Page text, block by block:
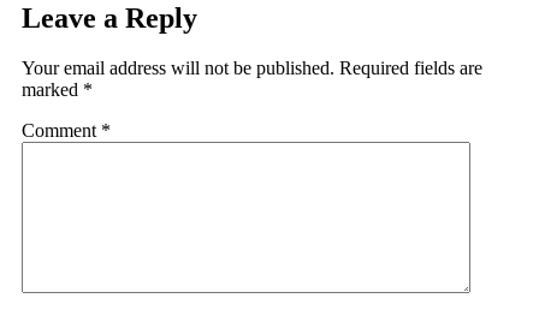
Leave a Reply
Your email address will not be published. Required fields are
marked *
Comment *